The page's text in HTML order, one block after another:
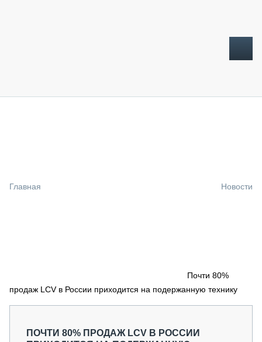
СПЕЦПРОЕКТЫ
О ПРОЕКТЕ
Главная Новости
Почти 80%
продаж LCV в России приходится на подержанную технику
ПОЧТИ 80% ПРОДАЖ LCV В РОССИИ